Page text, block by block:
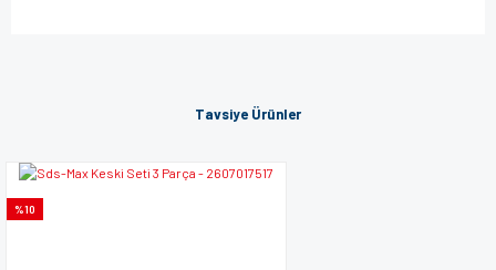
Bu ürüne ilk yorumu siz yapın!
Yorum Yaz
kullanarak tarafımıza iletebilirsiniz.
Tavsiye Ürünler
%10